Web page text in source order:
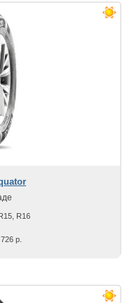
R16
р.